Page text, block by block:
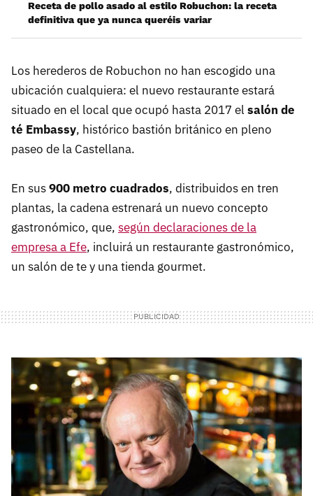
Receta de pollo asado al estilo Robuchon: la receta
definitiva que ya nunca queréis variar
Los herederos de Robuchon no han escogido una
ubicación cualquiera: el nuevo restaurante estará
situado en el local que ocupó hasta 2017 el salón de
té Embassy, histórico bastión británico en pleno
paseo de la Castellana.
En sus900 metro cuadrados, distribuidos en tren
plantas, la cadena estrenará un nuevo concepto
gastronómico, que, según declaraciones de la
empresa a Efe, incluirá un restaurante gastronómico,
un salón de te y una tienda gourmet.